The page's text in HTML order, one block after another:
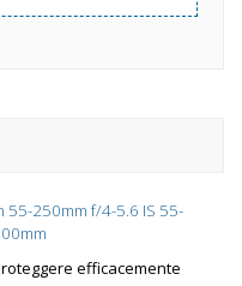
55-250mm f/4-5.6 IS 55-
efficacemente